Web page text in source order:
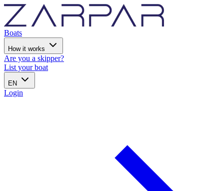
Boats
How it works
Are you a skipper?
List your boat
EN
Login